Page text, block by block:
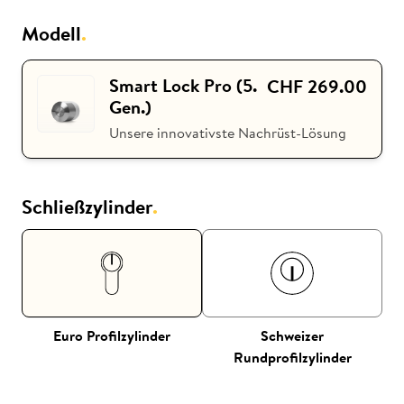
Nuki Club
Modell.
Smart Lock Pro (5.
Gen.)
CHF 269.00
Unsere innovativste Nachrüst-Lösung
Schließzylinder.
Euro Profilzylinder
Schweizer
Rundprofilzylinder